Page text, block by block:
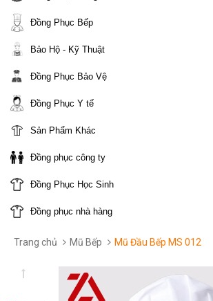
Đồng Phục Bếp
Bảo Hộ - Kỹ Thuật
Đồng Phục Bảo Vệ
Đồng Phục Y tế
Sản Phẩm Khác
Đồng phục công ty
Đồng Phục Học Sinh
Đồng phục nhà hàng
Trang chủ Mũ Bếp Mũ Đầu Bếp MS 012